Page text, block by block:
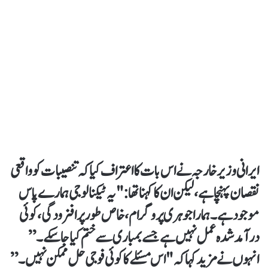
ایرانی وزیر خارجہ نے اس بات کا اعتراف کیا کہ تنصیبات کو واقعی
نقصان پہنچا ہے، لیکن ان کا کہنا تھا: "یہ ٹیکنالوجی ہمارے پاس
موجود ہے۔ ہمارا جوہری پروگرام، خاص طور پر افزودگی، کوئی
درآمد شدہ عمل نہیں ہے جسے بمباری سے ختم کیا جا سکے۔”
انہوں نے مزید کہا کہ "اس مسئلے کا کوئی فوجی حل ممکن نہیں۔”